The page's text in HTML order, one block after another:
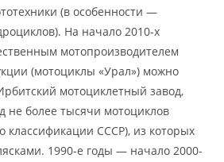
(в особенности —
На начало 2010-х
мотопроизводителем
(мотоциклы «Урал») можно
мотоциклетный завод,
не более тысячи мотоциклов
классификации СССР), из которых
1990-е годы — начало 2000-